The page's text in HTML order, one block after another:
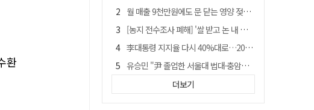
환
월 매출 9천만원에도 문 닫는 영양 젖소농장… "일할 사람이 없어"
[농지 전수조사 폐해] '쌀 받고 논 내 준' 도지농 이제 어쩌나?
李대통령 지지율 다시 40%대로…20대는 18.8%p 급락
유승민 "尹 졸업한 서울대 법대·충암고도 없애야"…李 육사 통합 직격
[농지 전수조사 폐해] 농지값도 흔들리나…"도지 막히면 헐값 매물 나올 수도"
더보기